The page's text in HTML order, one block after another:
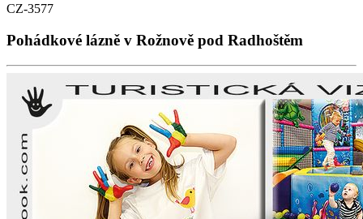
CZ-3577
Pohádkové lázně v Rožnově pod Radhoštěm